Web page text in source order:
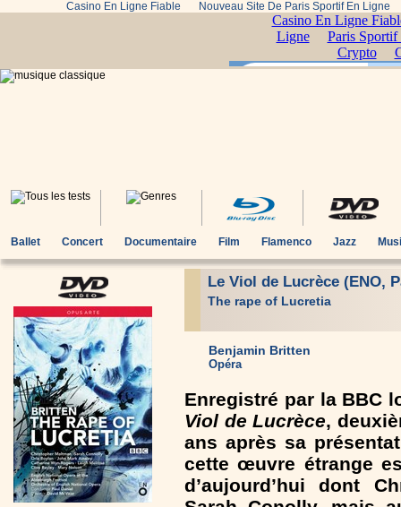
Casino En Ligne Fiable Nouveau Site De Paris Sportif En Ligne
Ballet Concert Documentaire Film Flamenco Jazz
Le Viol de Lucrèce (ENO,
The rape of Lucretia
Benjamin Britten
Opéra
Enregistré par la BBC
Viol de Lucrèce,
ans après sa
cette œuvre étrange
d’aujourd’hui dont